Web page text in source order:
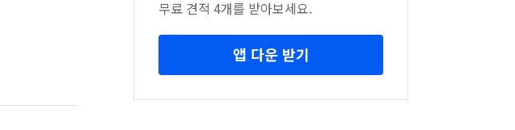
무료 견적 4개를 받아보세요.
앱 다운 받기